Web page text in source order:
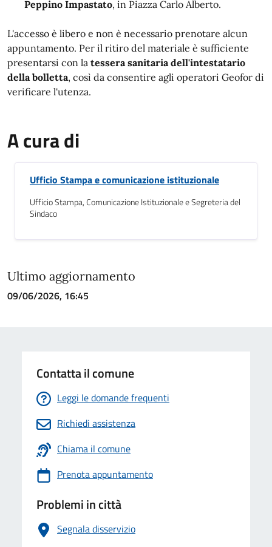
Peppino Impastato, in Piazza Carlo Alberto.
L'accesso è libero e non è necessario prenotare alcun
appuntamento. Per il ritiro del materiale è sufficiente
presentarsi con la tessera sanitaria dell'intestatario
della bolletta, così da consentire agli operatori Geofor di
verificare l'utenza.
A cura di
Ufficio Stampa e comunicazione istituzionale
Ufficio Stampa, Comunicazione Istituzionale e Segreteria del
Sindaco
Ultimo aggiornamento
09/06/2026, 16:45
Contatta il comune
Leggi le domande frequenti
Richiedi assistenza
Chiama il comune
Prenota appuntamento
Problemi in città
Segnala disservizio